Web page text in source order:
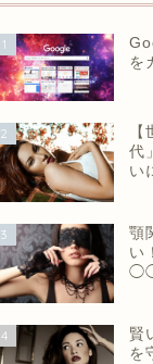
1
を
2
代
い
3
顎
い
4
賢
を